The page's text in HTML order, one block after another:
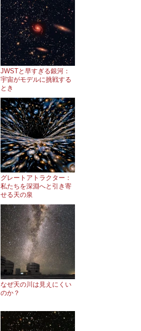
JWSTと早すぎる銀河：
宇宙がモデルに挑戦する
とき
グレートアトラクター：
私たちを深淵へと引き寄
せる天の泉
なぜ天の川は見えにくい
のか？